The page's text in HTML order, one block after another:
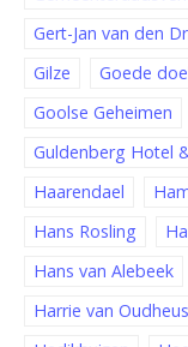
Gert-Jan van den
Gilze
Goede
Goolse Geheimen
Guldenberg Hotel
Haarendael
Hans Rosling
Hans van Alebeek
Harrie van